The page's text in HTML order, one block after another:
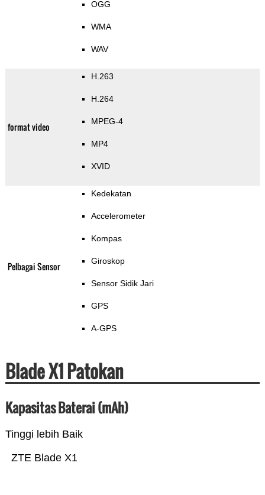
OGG
WMA
WAV
format video
H.263
H.264
MPEG-4
MP4
XVID
Pelbagai Sensor
Kedekatan
Accelerometer
Kompas
Giroskop
Sensor Sidik Jari
GPS
A-GPS
Blade X1 Patokan
Kapasitas Baterai (mAh)
Tinggi lebih Baik
ZTE Blade X1